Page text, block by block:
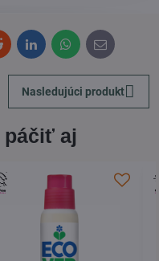
LinkedInWhatsApp
E-
mail
Nasledujúci produkt
páčiť aj